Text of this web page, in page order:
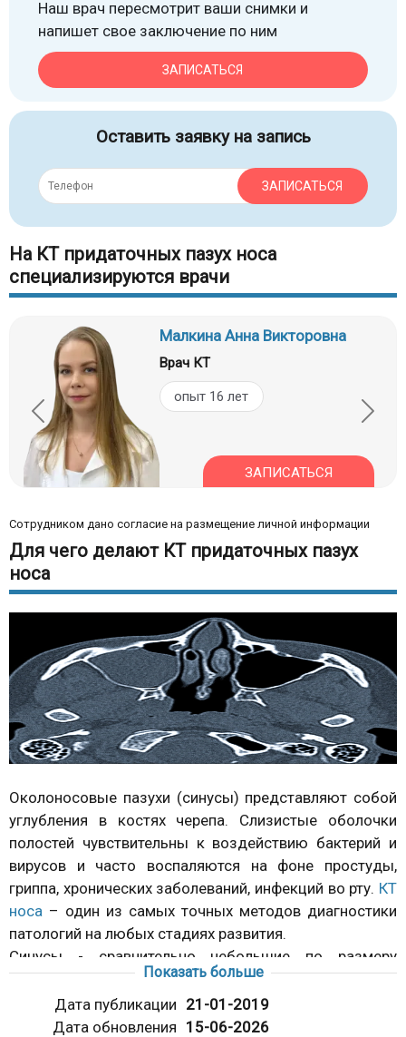
Наш врач пересмотрит ваши снимки и
напишет свое заключение по ним
ЗАПИСАТЬСЯ
Оставить заявку на запись
ЗАПИСАТЬСЯ
На КТ придаточных пазух носа
специализируются врачи
Малкина Анна Викторовна
Врач КТ
опыт 16 лет
ЗАПИСАТЬСЯ
Сотрудником дано согласие на размещение личной информации
Для чего делают КТ придаточных пазух
носа
Околоносовые пазухи (синусы) представляют собой
углубления в костях черепа. Слизистые оболочки
полостей чувствительны к воздействию бактерий и
вирусов и часто воспаляются на фоне простуды,
гриппа, хронических заболеваний, инфекций во рту. КТ
носа – один из самых точных методов диагностики
патологий на любых стадиях развития.
Синусы - сравнительно небольшие по размеру
структуры, и для их изучения необходим
диагностический прибор с высокой разрешающей
способностью. Этому условию соответствуют МСКТ -
Показать больше
Дата публикации 21-01-2019
Дата обновления 15-06-2026